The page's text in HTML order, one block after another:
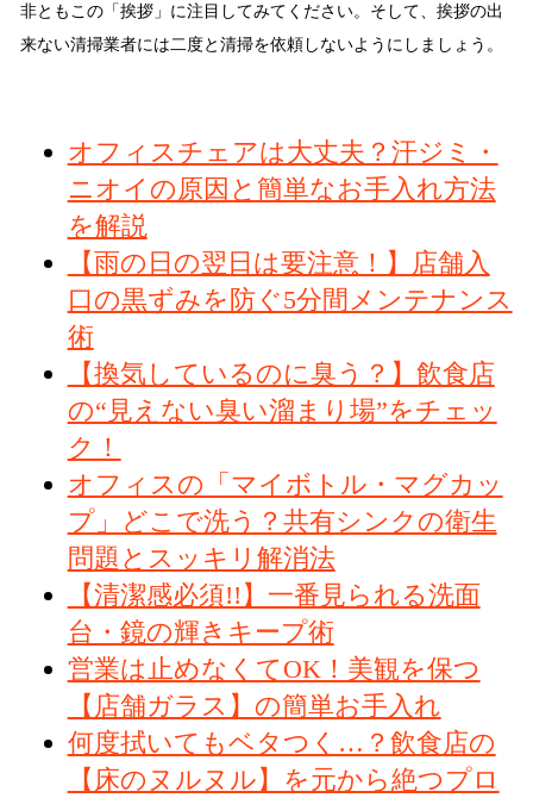
非ともこの「挨拶」に注目してみてください。そして、挨拶の出
来ない清掃業者には二度と清掃を依頼しないようにしましょう。
オフィスチェアは大丈夫？汗ジミ・
ニオイの原因と簡単なお手入れ方法
を解説
【雨の日の翌日は要注意！】店舗入
口の黒ずみを防ぐ5分間メンテナンス
術
【換気しているのに臭う？】飲食店
の“見えない臭い溜まり場”をチェッ
ク！
オフィスの「マイボトル・マグカッ
プ」どこで洗う？共有シンクの衛生
問題とスッキリ解消法
【清潔感必須!!】一番見られる洗面
台・鏡の輝きキープ術
営業は止めなくてOK！美観を保つ
【店舗ガラス】の簡単お手入れ
何度拭いてもベタつく…？飲食店の
【床のヌルヌル】を元から絶つプロ